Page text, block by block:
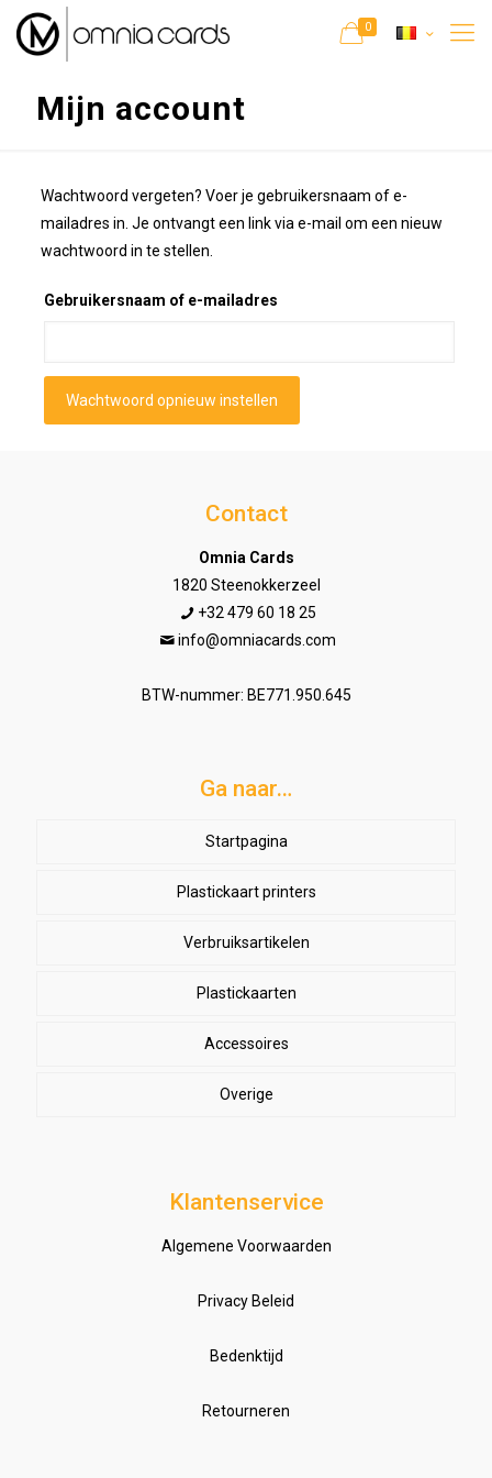
0
Mijn account
Wachtwoord vergeten? Voer je gebruikersnaam of e-
mailadres in. Je ontvangt een link via e-mail om een nieuw
wachtwoord in te stellen.
Gebruikersnaam of e-mailadres
Wachtwoord opnieuw instellen
Contact
Omnia Cards
1820 Steenokkerzeel
+32 479 60 18 25
info@omniacards.com
BTW-nummer: BE771.950.645
Ga naar…
Startpagina
Plastickaart printers
Lowbudget printers
Semi-professionele printers
High-definition printers
Verbruiksartikelen
Plastickaarten
Accessoires
Overige
Klantenservice
Algemene Voorwaarden
Privacy Beleid
Bedenktijd
Retourneren